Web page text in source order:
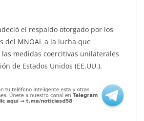
el respaldo otorgado por los
del MNOAL a la lucha que
medidas coercitivas unilaterales
de Estados Unidos (EE.UU.).